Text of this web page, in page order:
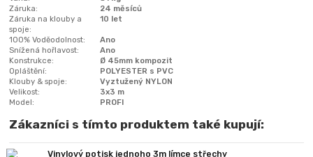
Záruka:
24 měsíců
Záruka na klouby a
spoje:
10 let
100% Voděodolnost:
Ano
Snížená hořlavost:
Ano
Konstrukce:
Ø 45mm kompozit
Opláštění:
POLYESTER s PVC
Klouby & spoje:
Vyztužený NYLON
Velikost:
3x3 m
Model:
PROFI
Zákazníci s tímto produktem také kupují:
Vinylový potisk jednoho 3m límce střechy